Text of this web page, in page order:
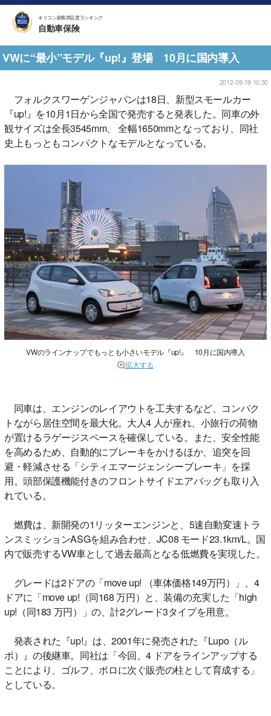
オリコン顧客満足度ランキング
自動車保険
VWに“最小”モデル『up!』登場 10月に国内導入
2012-09-19 10:30
フォルクスワーゲンジャパンは18日、新型スモールカー
『up!』を10月1日から全国で発売すると発表した。同車の外
観サイズは全長3545mm、 全幅1650mmとなっており、同社
史上もっともコンパクトなモデルとなっている。
VWのラインナップでもっとも小さいモデル『up!』 10月に国内導入
拡大する
同車は、エンジンのレイアウトを工夫するなど、コンパク
トながら居住空間を最大化。大人4 人が座れ、小旅行の荷物
が置けるラゲージスペースを確保している。また、安全性能
を高めるため、自動的にブレーキをかけるほか、追突を回
避・軽減させる「シティエマージェンシーブレーキ」を採
用。頭部保護機能付きのフロントサイドエアバッグも取り入
れている。
燃費は、新開発の1リッターエンジンと、5速自動変速トラ
ンスミッションASGを組み合わせ、JC08 モード23.1km/L。国
内で販売するVW車として過去最高となる低燃費を実現した。
グレードは2ドアの「move up! （車体価格149万円）」、4
ドアに「move up!（同168 万円）と、装備の充実した「high
up!（同183 万円）」の、計2グレード3タイプを用意。
発表された『up!』は、2001年に発売された『Lupo（ル
ポ）』の後継車。同社は「今回、4 ドアをラインアップする
ことにより、ゴルフ、ポロに次ぐ販売の柱として育成する」
としている。